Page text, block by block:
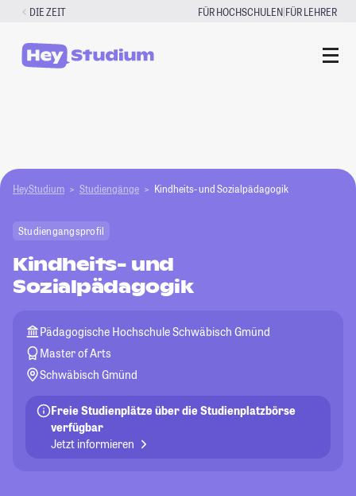
Zum
springen
DIE ZEIT FÜR HOCHSCHULEN|FÜR LEHRER
HeyStudium Studiengänge Kindheits- und Sozialpädagogik
Studiengangsprofil
Kindheits- und
Sozialpädagogik
Pädagogische Hochschule Schwäbisch Gmünd
Master of Arts
Schwäbisch Gmünd
Freie Studienplätze über die Studienplatzbörse
verfügbar
Jetzt informieren